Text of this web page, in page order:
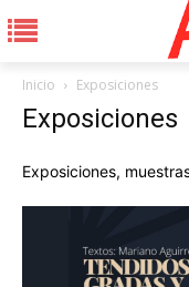
Inicio Exposiciones
Exposiciones
Exposiciones,